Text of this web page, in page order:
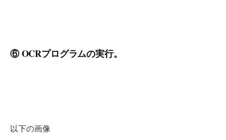
⑥ OCRプログラムの実行。
以下の画像